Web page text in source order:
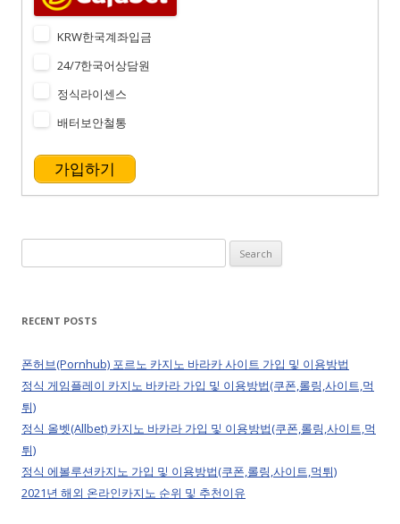
KRW한국계좌입금
24/7한국어상담원
정식라이센스
배터보안철통
가입하기
for:
RECENT POSTS
폰허브(Pornhub) 포르노 카지노 바라카 사이트 가입 및 이용방법
정식 게임플레이 카지노 바카라 가입 및 이용방법(쿠폰,롤링,사이트,먹
튀)
정식 올벳(Allbet) 카지노 바카라 가입 및 이용방법(쿠폰,롤링,사이트,먹
튀)
정식 에볼루션카지노 가입 및 이용방법(쿠폰,롤링,사이트,먹튀)
2021년 해외 온라인카지노 순위 및 추천이유